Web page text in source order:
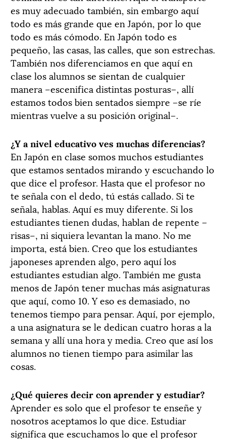
es muy adecuado también, sin embargo aquí
todo es más grande que en Japón, por lo que
todo es más cómodo. En Japón todo es
pequeño, las casas, las calles, que son estrechas.
También nos diferenciamos en que aquí en
clase los alumnos se sientan de cualquier
manera –escenifica distintas posturas–, allí
estamos todos bien sentados siempre –se ríe
mientras vuelve a su posición original–.
¿Y a nivel educativo ves muchas diferencias?
En Japón en clase somos muchos estudiantes
que estamos sentados mirando y escuchando lo
que dice el profesor. Hasta que el profesor no
te señala con el dedo, tú estás callado. Si te
señala, hablas. Aquí es muy diferente. Si los
estudiantes tienen dudas, hablan de repente –
risas–, ni siquiera levantan la mano. No me
importa, está bien. Creo que los estudiantes
japoneses aprenden algo, pero aquí los
estudiantes estudian algo. También me gusta
menos de Japón tener muchas más asignaturas
que aquí, como 10. Y eso es demasiado, no
tenemos tiempo para pensar. Aquí, por ejemplo,
a una asignatura se le dedican cuatro horas a la
semana y allí una hora y media. Creo que así los
alumnos no tienen tiempo para asimilar las
cosas.
¿Qué quieres decir con aprender y estudiar?
Aprender es solo que el profesor te enseñe y
nosotros aceptamos lo que dice. Estudiar
significa que escuchamos lo que el profesor